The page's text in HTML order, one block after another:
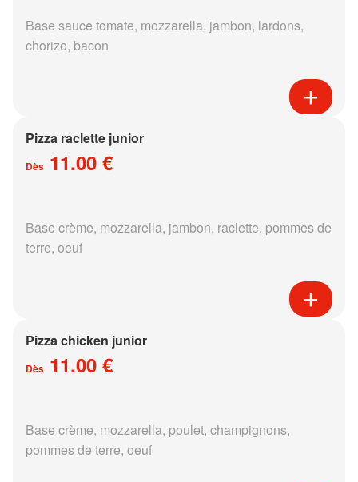
Base sauce tomate, mozzarella, jambon, lardons,
chorizo, bacon
Pizza raclette junior
Dès 11.00 €
Base crème, mozzarella, jambon, raclette, pommes de
terre, oeuf
Pizza chicken junior
Dès 11.00 €
Base crème, mozzarella, poulet, champignons,
pommes de terre, oeuf